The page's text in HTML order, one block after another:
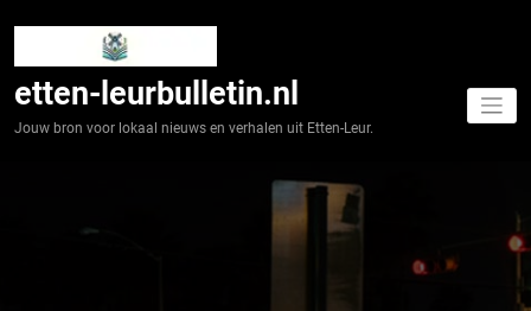
etten-leurbulletin.nl
Jouw bron voor lokaal nieuws en verhalen uit Etten-Leur.